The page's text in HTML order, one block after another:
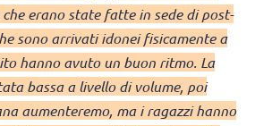
erano state fatte in sede di post-
sono arrivati idonei fisicamente a
hanno avuto un buon ritmo. La
bassa a livello di volume, poi
aumenteremo, ma i ragazzi hanno